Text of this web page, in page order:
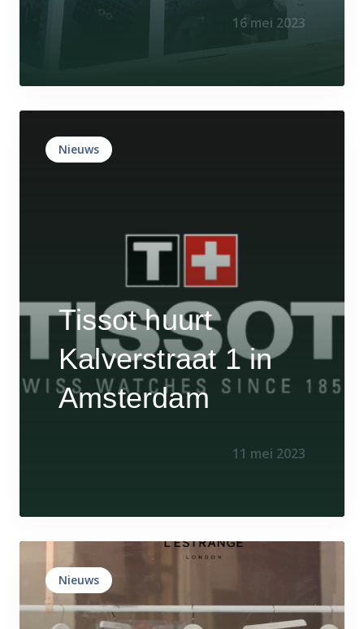
16 mei 2023
Nieuws
Tissot huurt
Kalverstraat 1 in
Amsterdam
11 mei 2023
Nieuws